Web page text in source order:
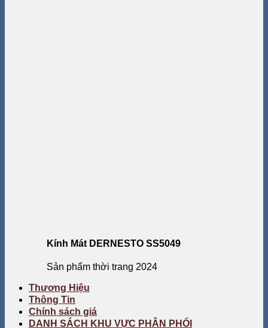
Kính Mát DERNESTO SS5049
Sản phẩm thời trang 2024
Thương Hiệu
Thông Tin
Chính sách giá
DANH SÁCH KHU VỰC PHÂN PHỐI